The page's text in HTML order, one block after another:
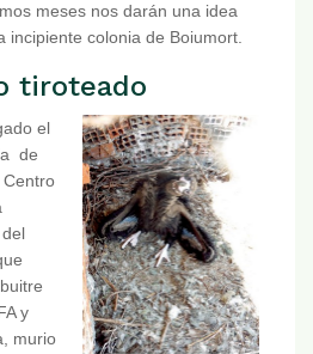
meses nos darán una idea
incipiente colonia de Boiumort.
tiroteado
el
de
y
murio